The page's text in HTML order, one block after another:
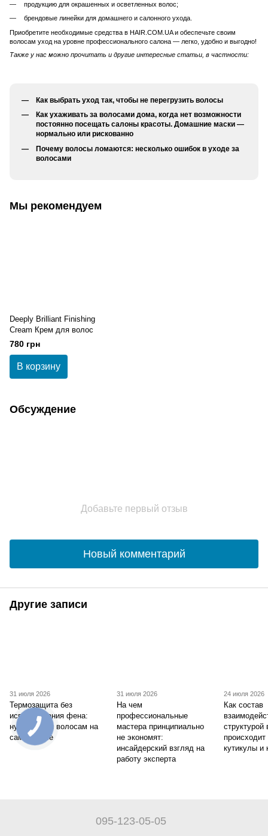
продукцию для окрашенных и осветленных волос;
брендовые линейки для домашнего и салонного ухода.
Приобретите необходимые средства в HAIR.COM.UA и обеспечьте своим
волосам уход на уровне профессионального салона — легко, удобно и выгодно!
Также у нас можно прочитать и другие интересные статьи, в частности:
Как выбрать уход так, чтобы не перегрузить волосы
Как ухаживать за волосами дома, когда нет возможности
постоянно посещать салоны красоты. Домашние маски —
нормально или рискованно
Почему волосы ломаются: несколько ошибок в уходе за
волосами
Мы рекомендуем
Deeply Brilliant Finishing
Cream Крем для волос
780 грн
В корзину
Обсуждение
Добавьте первый отзыв
Новый комментарий
Другие записи
31 июля 2026
Термозащита без
использования фена:
нужен ли он волосам на
самом деле
31 июля 2026
На чем
профессиональные
мастера принципиально
не экономят:
инсайдерский взгляд на
работу эксперта
24 июля 2026
Как состав
структурой
кутикулы и
095-123-05-05